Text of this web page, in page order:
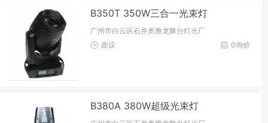
B350T 350W三合一光束灯
广州市白云区石井奥雅龙舞台灯光厂
0询价
面议
B380A 380W超级光束灯